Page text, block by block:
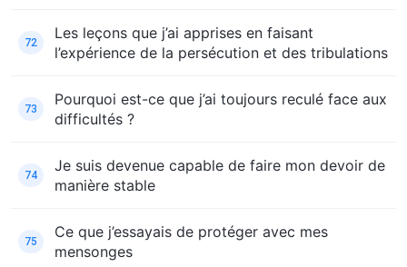
72
Les leçons que j’ai apprises en faisant
l’expérience de la persécution et des tribulations
73
Pourquoi est-ce que j’ai toujours reculé face aux
difficultés ?
74
Je suis devenue capable de faire mon devoir de
manière stable
75
Ce que j’essayais de protéger avec mes
mensonges